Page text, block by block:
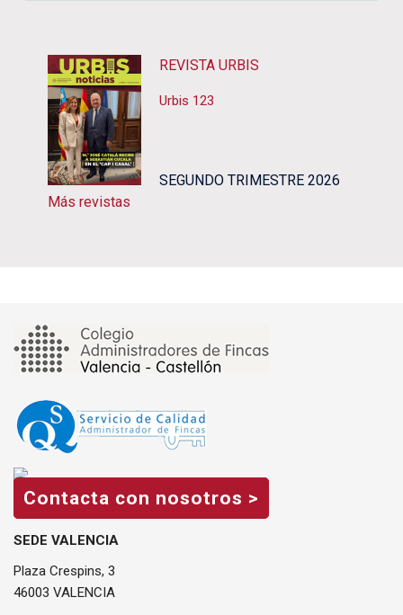
REVISTA URBIS
Urbis 123
SEGUNDO TRIMESTRE 2026
Más revistas
Contacta con nosotros >
SEDE VALENCIA
Plaza Crespins, 3
46003 VALENCIA